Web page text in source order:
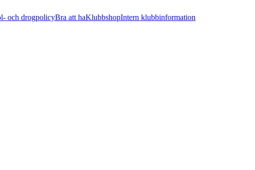
och drogpolicyBra att haKlubbshopIntern klubbinformation